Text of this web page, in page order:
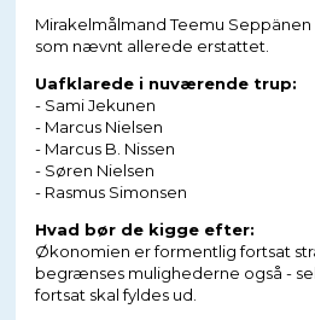
Mirakelmålmand Teemu
som nævnt allerede erstattet.
Uafklarede i nuværende trup:
- Sami Jekunen
- Marcus Nielsen
- Marcus B. Nissen
- Søren Nielsen
- Rasmus Simonsen
Hvad bør de kigge efter:
Økonomien er formentlig fortsat
begrænses mulighederne også -
fortsat skal fyldes ud.